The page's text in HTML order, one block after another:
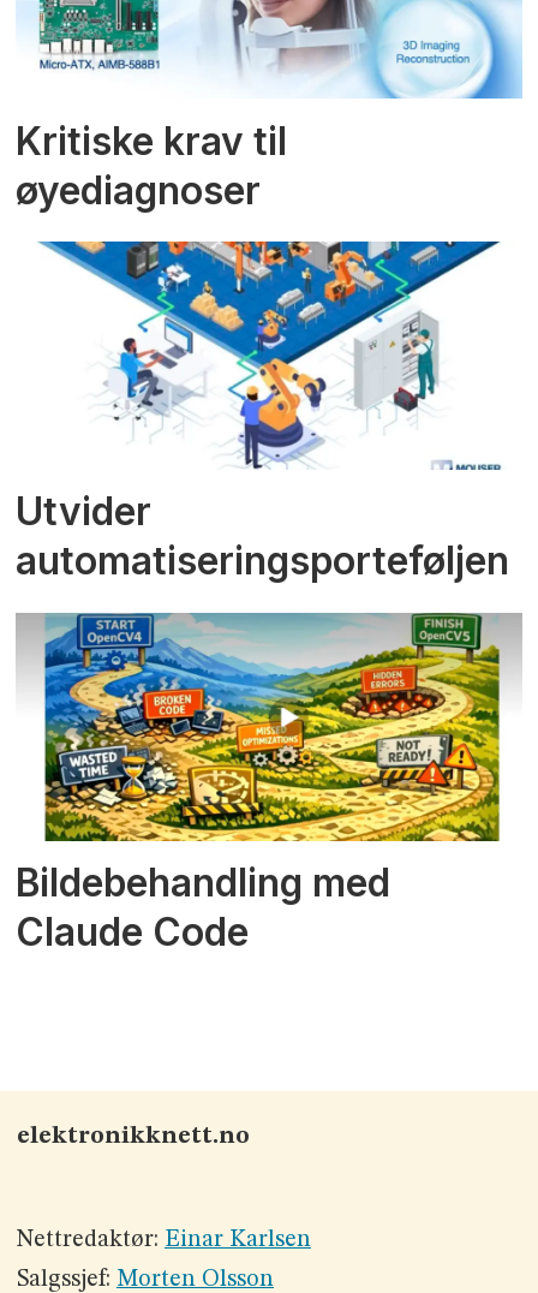
Kritiske krav til
øyediagnoser
Utvider
automatiseringsporteføljen
Bildebehandling med
Claude Code
elektronikknett.no
Nettredaktør: Einar Karlsen
Salgssjef: Morten Olsson